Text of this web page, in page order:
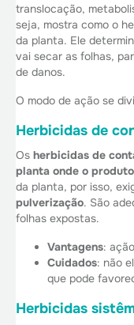
translocação,
seja, mostra como o
da planta. Ele
vai secar as folhas,
de danos.
O modo de ação se
Herbicidas de
Os herbicidas de
planta onde o
da planta, por isso,
pulverização. São
folhas expostas.
Vantagens:
Cuidados: não
que pode
Herbicidas